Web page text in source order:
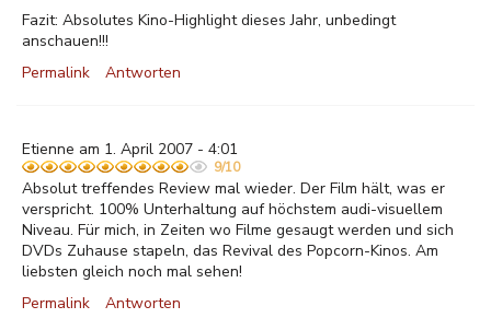
Fazit: Absolutes Kino-Highlight dieses Jahr, unbedingt
anschauen!!!
Permalink
Antworten
Etienne am 1. April 2007 - 4:01
9/10
Absolut treffendes Review mal wieder. Der Film hält, was er
verspricht. 100% Unterhaltung auf höchstem audi-visuellem
Niveau. Für mich, in Zeiten wo Filme gesaugt werden und sich
DVDs Zuhause stapeln, das Revival des Popcorn-Kinos. Am
liebsten gleich noch mal sehen!
Permalink
Antworten